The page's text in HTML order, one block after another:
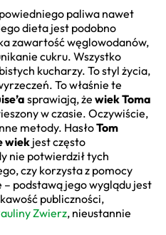
paliwa nawet
dieta jest podobno
zawartość węglowodanów,
cukru. Wszystko
kucharzy. To styl życia,
To właśnie te
sprawiają, że wiek Toma
w czasie. Oczywiście,
metody. HasłoTom
wiekjest często
nie potwierdził tych
czy korzysta z pomocy
podstawą jego wyglądu jest
publiczności,
Zwierz, nieustannie